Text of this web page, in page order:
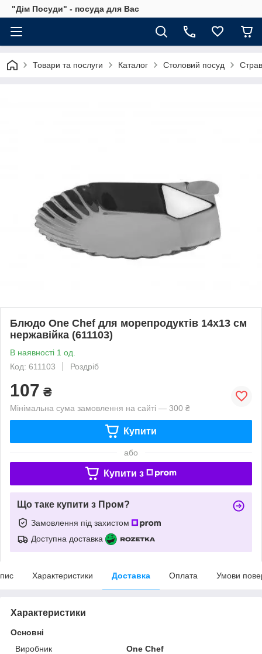
"Дім Посуди" - посуда для Вас
Товари та послуги Каталог Столовий посуд
Блюдо One Chef для морепродуктів 14х13 см
нержавійка (611103)
В наявності 1 од.
Код: 611103
Роздріб
107 ₴
Мінімальна сума замовлення на сайті — 300 ₴
Купити
або
Купити з
Що таке купити з Пром?
Замовлення під захистом
Доступна доставка
Характеристики Доставка Оплата Умови
Характеристики
Основні
Виробник
One Chef